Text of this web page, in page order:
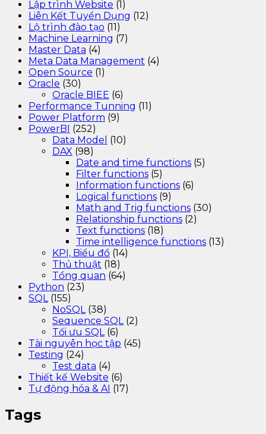
Lập trình Website (1)
Liên Kết Tuyển Dụng (12)
Lộ trình đào tạo (11)
Machine Learning (7)
Master Data (4)
Meta Data Management (4)
Open Source (1)
Oracle (30)
Oracle BIEE (6)
Performance Tunning (11)
Power Platform (9)
PowerBI (252)
Data Model (10)
DAX (98)
Date and time functions (5)
Filter functions (5)
Information functions (6)
Logical functions (9)
Math and Trig functions (30)
Relationship functions (2)
Text functions (18)
Time intelligence functions (13)
KPI, Biểu đồ (14)
Thủ thuật (18)
Tổng quan (64)
Python (23)
SQL(155)
NoSQL(38)
Sequence SQL(2)
Tối ưu SQL(6)
Tài nguyên học tập (45)
Testing (24)
Test data (4)
Thiết kế Website (6)
Tự động hóa & AI (17)
Tags